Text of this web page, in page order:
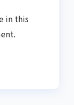
in this